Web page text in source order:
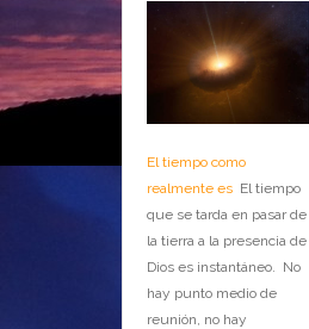
El tiempo como
realmente es El tiempo
que se tarda en pasar de
la tierra a la presencia de
Dios es instantáneo. No
hay punto medio de
reunión, no hay